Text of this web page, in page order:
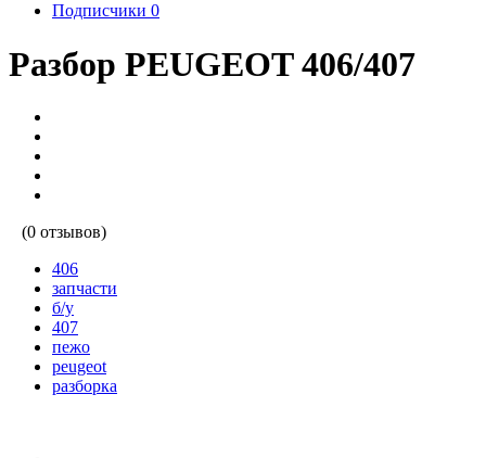
Подписчики 0
Разбор PEUGEOT 406/407
(0 отзывов)
406
запчасти
б/у
407
пежо
peugeot
разборка